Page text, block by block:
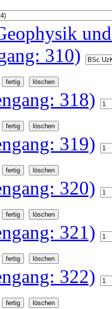
310)
318)
319)
320)
321)
322)